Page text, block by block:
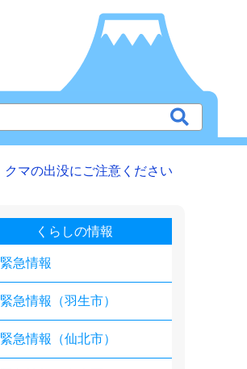
クマの出没にご注意ください
くらしの情報
緊急情報
緊急情報（羽生市）
緊急情報（仙北市）